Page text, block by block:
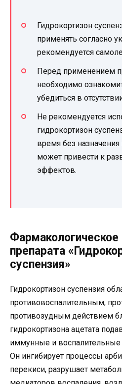
Гидрокортизон
применять согласно
рекомендуется
Перед применением
необходимо
убедиться в
Не рекомендуется
гидрокортизон
время без назначения
может привести к
эффектов.
препарата
суспензия»
Гидрокортизон суспензия
противовоспалительным,
противозудным действием
гидрокортизона ацетата
иммунные и воспалительные
Он ингибирует процессы
перекиси, разрушает